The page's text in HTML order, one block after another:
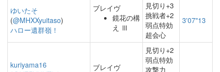
ゆいたそ
(@MHXXyuitaso)
ハロー遺群嶺！
ブレイヴ
鏡花の構
え Ⅲ
見切り+3
挑戦者+2
弱点特効
超会心
3'07"13
kuriyama16
ブレイヴ
見切り+2
弱点特効
攻撃力